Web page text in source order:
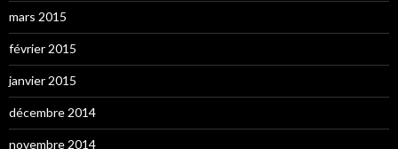
mars 2015
février 2015
janvier 2015
décembre 2014
novembre 2014